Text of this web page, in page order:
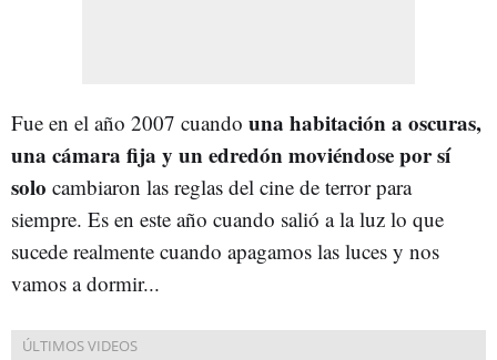
Fue en el año 2007 cuando una habitación a oscuras,
una cámara fija y un edredón moviéndose por sí
solo cambiaron las reglas del cine de terror para
siempre. Es en este año cuando salió a la luz lo que
sucede realmente cuando apagamos las luces y nos
vamos a dormir...